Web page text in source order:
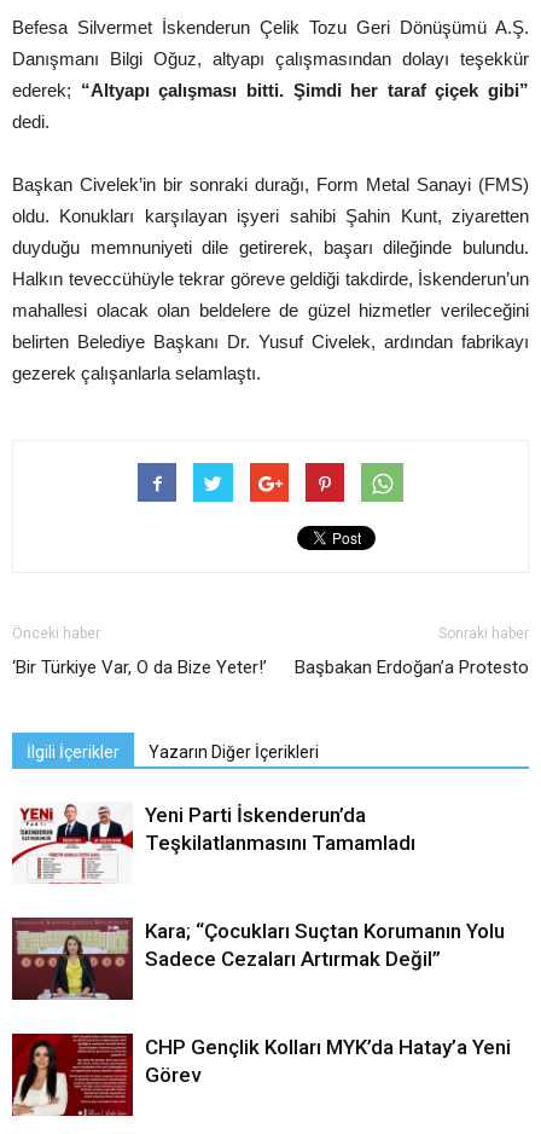
Befesa Silvermet İskenderun Çelik Tozu Geri Dönüşümü A.Ş.
Danışmanı Bilgi Oğuz, altyapı çalışmasından dolayı teşekkür
ederek; “Altyapı çalışması bitti. Şimdi her taraf çiçek gibi”
dedi.
Başkan Civelek’in bir sonraki durağı, Form Metal Sanayi (FMS)
oldu. Konukları karşılayan işyeri sahibi Şahin Kunt, ziyaretten
duyduğu memnuniyeti dile getirerek, başarı dileğinde bulundu.
Halkın teveccühüyle tekrar göreve geldiği takdirde, İskenderun’un
mahallesi olacak olan beldelere de güzel hizmetler verileceğini
belirten Belediye Başkanı Dr. Yusuf Civelek, ardından fabrikayı
gezerek çalışanlarla selamlaştı.
Önceki haber
‘Bir Türkiye Var, O da Bize Yeter!’
Sonraki haber
Başbakan Erdoğan’a Protesto
İlgili İçerikler Yazarın Diğer İçerikleri
Yeni Parti İskenderun’da
Teşkilatlanmasını Tamamladı
Kara; “Çocukları Suçtan Korumanın Yolu
Sadece Cezaları Artırmak Değil”
CHP Gençlik Kolları MYK’da Hatay’a Yeni
Görev